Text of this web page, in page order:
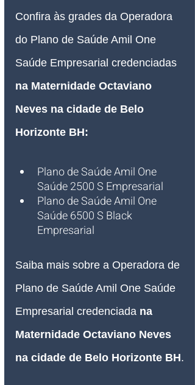
Confira às grades da Operadora
do Plano de Saúde Amil One
Saúde Empresarial credenciadas
na Maternidade Octaviano
Neves na cidade de Belo
Horizonte BH:
Plano de Saúde Amil One
Saúde 2500 S Empresarial
Plano de Saúde Amil One
Saúde 6500 S Black
Empresarial
Saiba mais sobre a Operadora de
Plano de Saúde Amil One Saúde
Empresarial credenciada na
Maternidade Octaviano Neves
na cidade de Belo Horizonte BH.